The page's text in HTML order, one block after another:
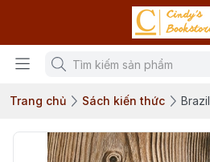
Trang chủ Sách kiến thức Brazil